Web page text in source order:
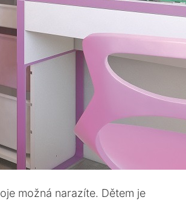
možná narazíte. Dětem je